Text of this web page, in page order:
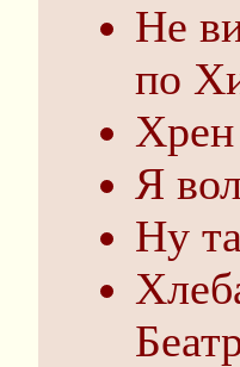
Не
по
Хрен
Я
Ну